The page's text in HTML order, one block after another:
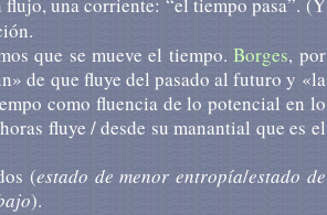
una corriente: “el tiempo pasa”. (Y
que se mueve el tiempo.Borges, por
de que fluye del pasado al futuro y «la
como fluencia de lo potencial en lo
fluye / desde su manantial que es el
(estado de menor entropía/estado de
).